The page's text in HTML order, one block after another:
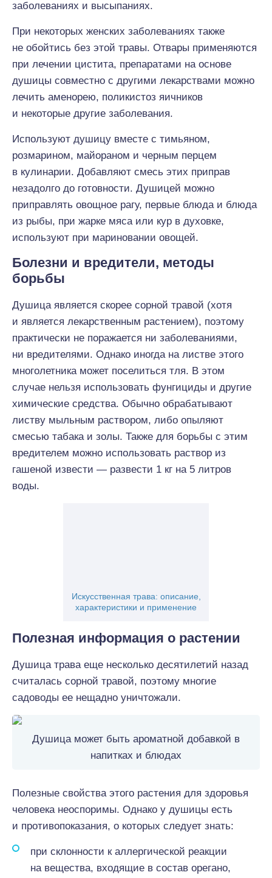
заболеваниях и высыпаниях.
При некоторых женских заболеваниях также
не обойтись без этой травы. Отвары применяются
при лечении цистита, препаратами на основе
душицы совместно с другими лекарствами можно
лечить аменорею, поликистоз яичников
и некоторые другие заболевания.
Используют душицу вместе с тимьяном,
розмарином, майораном и черным перцем
в кулинарии. Добавляют смесь этих приправ
незадолго до готовности. Душицей можно
приправлять овощное рагу, первые блюда и блюда
из рыбы, при жарке мяса или кур в духовке,
используют при мариновании овощей.
Болезни и вредители, методы
борьбы
Душица является скорее сорной травой (хотя
и является лекарственным растением), поэтому
практически не поражается ни заболеваниями,
ни вредителями. Однако иногда на листве этого
многолетника может поселиться тля. В этом
случае нельзя использовать фунгициды и другие
химические средства. Обычно обрабатывают
листву мыльным раствором, либо опыляют
смесью табака и золы. Также для борьбы с этим
вредителем можно использовать раствор из
гашеной извести — развести 1 кг на 5 литров
воды.
Искусственная трава: описание,
характеристики и применение
Полезная информация о растении
Душица трава еще несколько десятилетий назад
считалась сорной травой, поэтому многие
садоводы ее нещадно уничтожали.
Душица может быть ароматной добавкой в
напитках и блюдах
Полезные свойства этого растения для здоровья
человека неоспоримы. Однако у душицы есть
и противопоказания, о которых следует знать:
при склонности к аллергической реакции
на вещества, входящие в состав орегано,